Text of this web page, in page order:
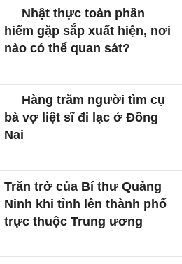
Nhật thực toàn phần
hiếm gặp sắp xuất hiện, nơi
nào có thể quan sát?
Hàng trăm người tìm cụ
bà vợ liệt sĩ đi lạc ở Đồng
Nai
Trăn trở của Bí thư Quảng
Ninh khi tỉnh lên thành phố
trực thuộc Trung ương